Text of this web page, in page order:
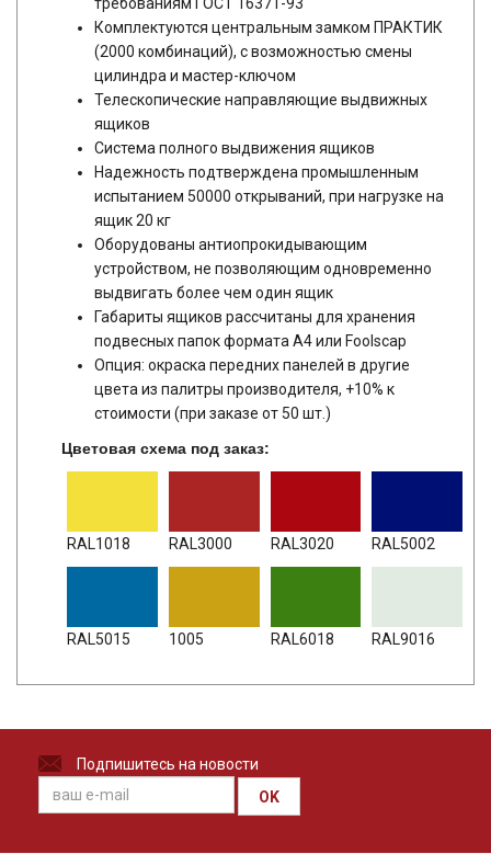
Комплектуются центральным замком ПРАКТИК
(2000 комбинаций), с возможностью смены
цилиндра и мастер-ключом
Телескопические направляющие выдвижных
ящиков
Система полного выдвижения ящиков
Надежность подтверждена промышленным
испытанием 50000 открываний, при нагрузке на
ящик 20 кг
Оборудованы антиопрокидывающим
устройством, не позволяющим одновременно
выдвигать более чем один ящик
Габариты ящиков рассчитаны для хранения
подвесных папок формата А4 или Foolscap
Опция: окраска передних панелей в другие
цвета из палитры производителя, +10% к
стоимости (при заказе от 50 шт.)
Цветовая схема под заказ:
RAL1018 RAL3000 RAL3020 RAL5002
RAL5015 1005 RAL6018 RAL9016
Подпишитесь на новости
OK